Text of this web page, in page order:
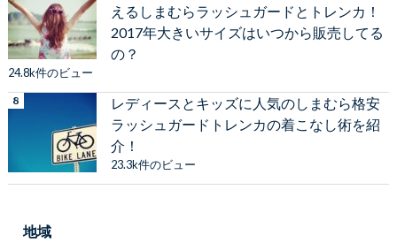
えるしまむらラッシュガードとトレンカ！
2017年大きいサイズはいつから販売してる
の？
24.8k件のビュー
レディースとキッズに人気のしまむら格安
ラッシュガードトレンカの着こなし術を紹
介！
23.3k件のビュー
地域